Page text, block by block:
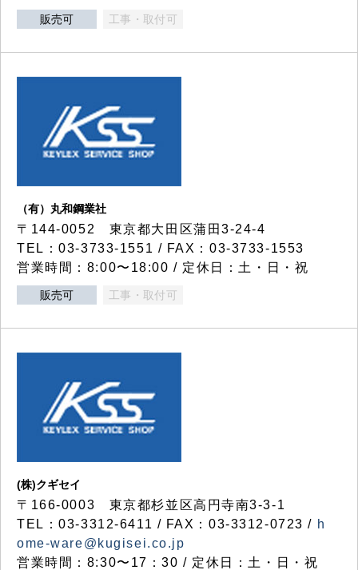
販売可 工事・取付可
（有）丸和鋼業社
〒144-0052 東京都大田区蒲田3-24-4
TEL：03-3733-1551 / FAX：03-3733-1553
営業時間：8:00〜18:00 / 定休日：土・日・祝
販売可 工事・取付可
(株)クギセイ
〒166-0003 東京都杉並区高円寺南3-3-1
TEL：03-3312-6411 / FAX：03-3312-0723 / h
ome-ware@kugisei.co.jp
営業時間：8:30〜17：30 / 定休日：土・日・祝